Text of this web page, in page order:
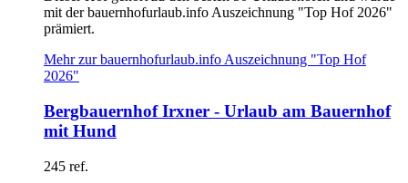
mit der bauernhofurlaub.info Auszeichnung "Top Hof 2026"
prämiert.
Mehr zur bauernhofurlaub.info Auszeichnung "Top Hof
2026"
Bergbauernhof Irxner - Urlaub am Bauernhof
mit Hund
245 ref.